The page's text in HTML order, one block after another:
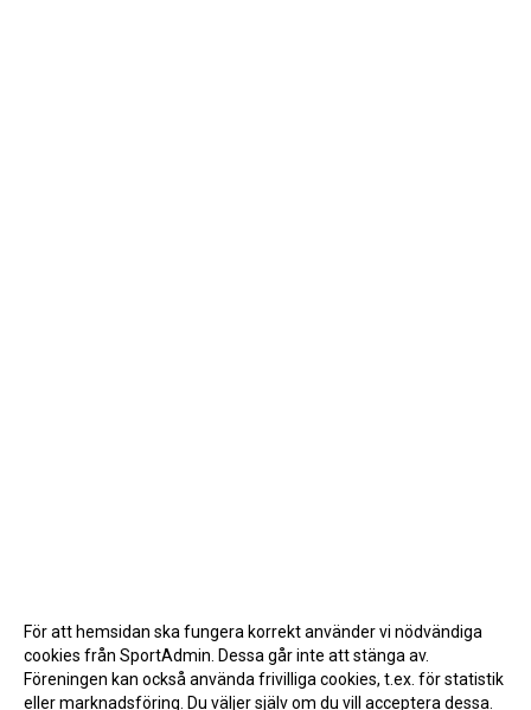
För att hemsidan ska fungera korrekt använder vi nödvändiga
cookies från SportAdmin. Dessa går inte att stänga av.
Föreningen kan också använda frivilliga cookies, t.ex. för statistik
eller marknadsföring. Du väljer själv om du vill acceptera dessa.